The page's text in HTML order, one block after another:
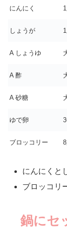
にんにく
しょうが
A しょうゆ
A 酢
A 砂糖
ゆで卵
ブロッコリー
にんにくと
ブロッコリ
鍋にセ